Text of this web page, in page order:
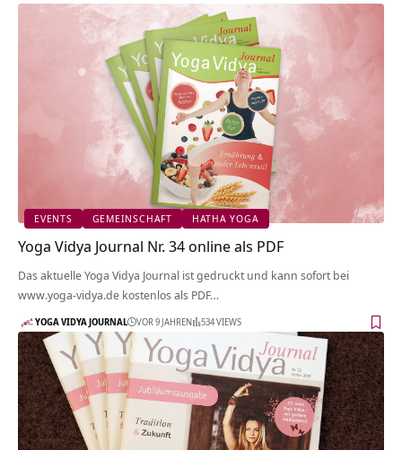
EVENTS GEMEINSCHAFT HATHA YOGA
Yoga Vidya Journal Nr. 34 online als PDF
Das aktuelle Yoga Vidya Journal ist gedruckt und kann sofort bei
www.yoga-vidya.de kostenlos als PDF…
YOGA VIDYA JOURNAL VOR 9 JAHREN 534 VIEWS